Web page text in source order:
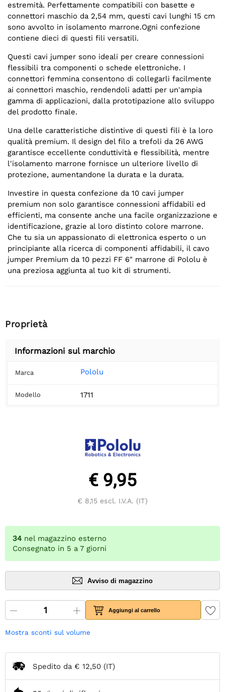
estremità. Perfettamente compatibili con basette e
connettori maschio da 2,54 mm, questi cavi lunghi 15 cm
sono avvolto in isolamento marrone.Ogni confezione
contiene dieci di questi fili versatili.
Questi cavi jumper sono ideali per creare connessioni
flessibili tra componenti o schede elettroniche. I
connettori femmina consentono di collegarli facilmente
ai connettori maschio, rendendoli adatti per un'ampia
gamma di applicazioni, dalla prototipazione allo sviluppo
del prodotto finale.
Una delle caratteristiche distintive di questi fili è la loro
qualità premium. Il design del filo a trefoli da 26 AWG
garantisce eccellente conduttività e flessibilità, mentre
l'isolamento marrone fornisce un ulteriore livello di
protezione, aumentandone la durata e la durata.
Investire in questa confezione da 10 cavi jumper
premium non solo garantisce connessioni affidabili ed
efficienti, ma consente anche una facile organizzazione e
identificazione, grazie al loro distinto colore marrone.
Che tu sia un appassionato di elettronica esperto o un
principiante alla ricerca di componenti affidabili, il cavo
jumper Premium da 10 pezzi FF 6" marrone di Pololu è
una preziosa aggiunta al tuo kit di strumenti.
Proprietà
Informazioni sul marchio
Marca Pololu
Modello 1711
€ 9,95
€ 8,15 escl. I.V.A. (IT)
34 nel magazzino esterno
Consegnato in 5 a 7 giorni
Avviso di magazzino
Aggiungi al carrello
Mostra sconti sul volume
Spedito da € 12,50 (IT)